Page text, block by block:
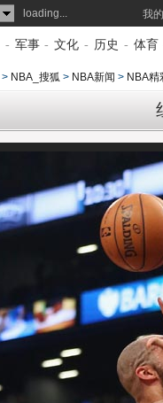
loading... 我
- 军事 - 文化 - 历史 - 体育
> NBA_搜狐 > NBA新闻 > NBA